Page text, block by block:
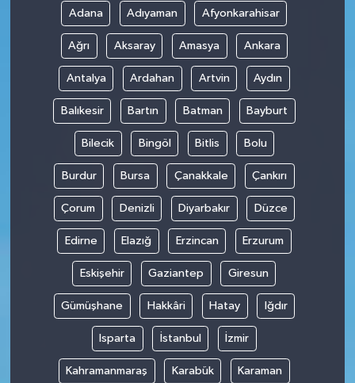
Adana Adıyaman Afyonkarahisar
Ağrı Aksaray Amasya Ankara
Antalya Ardahan Artvin Aydın
Balıkesir Bartın Batman Bayburt
Bilecik Bingöl Bitlis Bolu
Burdur Bursa Çanakkale Çankırı
Çorum Denizli Diyarbakır Düzce
Edirne Elazığ Erzincan Erzurum
Eskişehir Gaziantep Giresun
Gümüşhane Hakkâri Hatay Iğdır
Isparta İstanbul İzmir
Kahramanmaraş Karabük Karaman